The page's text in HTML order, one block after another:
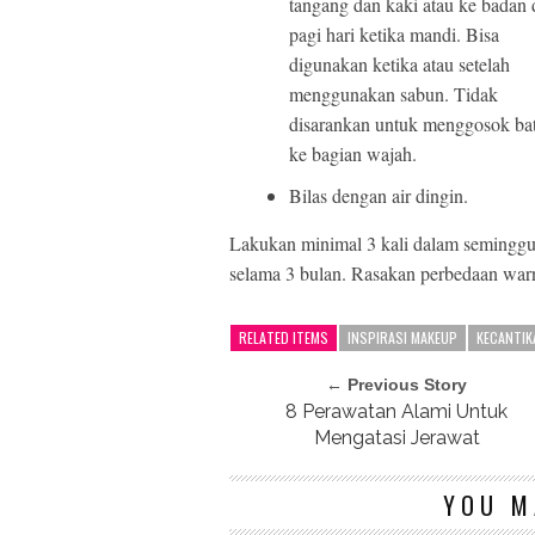
pagi hari ketika mandi. Bisa
digunakan ketika atau setelah
menggunakan sabun. Tidak
disarankan untuk menggosok
ke bagian wajah.
Bilas dengan air dingin.
Lakukan minimal 3 kali dalam seminggu
selama 3 bulan. Rasakan perbedaan
RELATED ITEMS INSPIRASI MAKEUP
← Previous Story
8 Perawatan Alami Untuk
Mengatasi Jerawat
YOU